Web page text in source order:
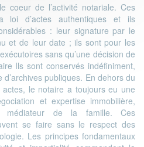
coeur de l’activité notariale. Ces
loi d’actes authentiques et ils
: leur signature par le
et de leur date ; ils sont pour les
sans qu’une décision de
Ils sont conservés indéfiniment,
publiques. En dehors du
le notaire a toujours eu une
et expertise immobilière,
médiateur de la famille. Ces
se faire sans le respect des
Les principes fondamentaux